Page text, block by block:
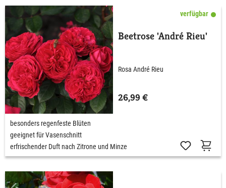
verfügbar
Beetrose 'André Rieu'
Rosa André Rieu
26,99 €
besonders regenfeste Blüten
geeignet für Vasenschnitt
erfrischender Duft nach Zitrone und Minze